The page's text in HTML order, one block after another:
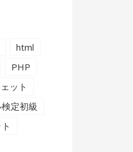
html
PHP
ット
定初級